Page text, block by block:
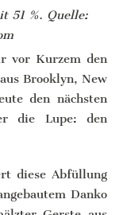
51 %. Quelle:
vor Kurzem den
Brooklyn, New
den nächsten
die Lupe: den
diese Abfüllung
Danko